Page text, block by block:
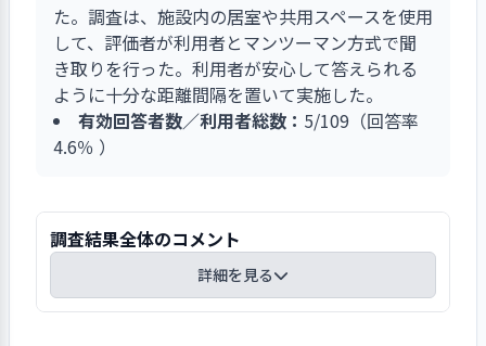
た。調査は、施設内の居室や共用スペースを使用
して、評価者が利用者とマンツーマン方式で聞
き取りを行った。利用者が安心して答えられる
ように十分な距離間隔を置いて実施した。
有効回答者数／利用者総数： 5/109（回答率
4.6％ ）
調査結果全体のコメント
詳細を見る